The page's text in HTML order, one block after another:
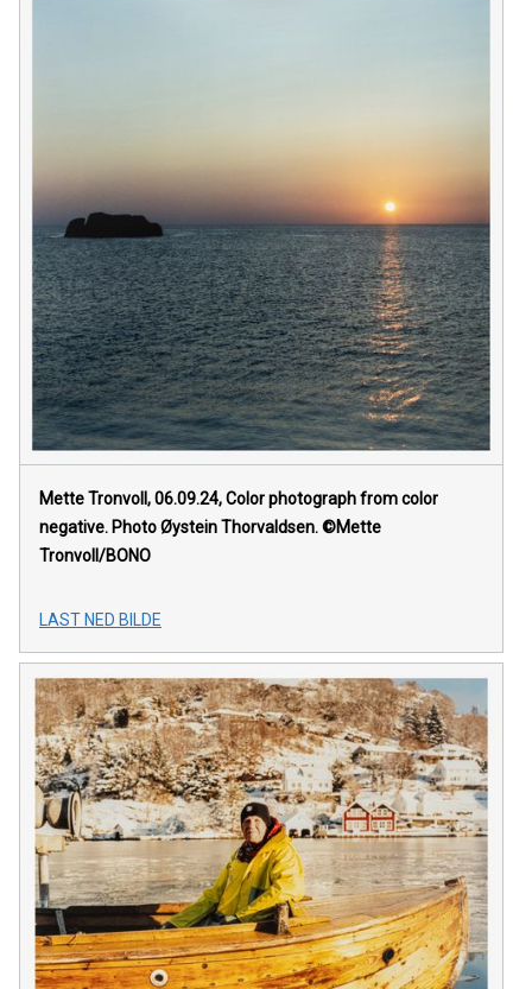
Mette Tronvoll, 06.09.24, Color photograph from color
negative. Photo Øystein Thorvaldsen. ©Mette
Tronvoll/BONO
LAST NED BILDE